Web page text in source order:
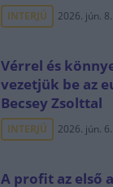
INTERJÚ 2026. jún. 8.
Vérrel és
vezetjük be az
Becsey Zsolttal
INTERJÚ 2026. jún. 6.
A profit az első